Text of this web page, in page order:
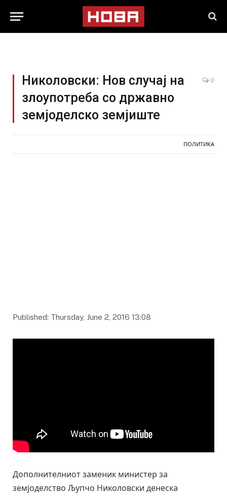
Николовски: Нов случај на
злоупотреба со државно
земјоделско земјиште
0
ПОЛИТИКА
Published: Thursday, June 2, 2016 13:08
Дополнителниот заменик министер за
земјоделство Љупчо Николовски денеска